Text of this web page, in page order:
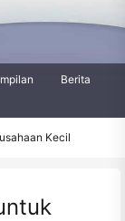
Berita
Kecil